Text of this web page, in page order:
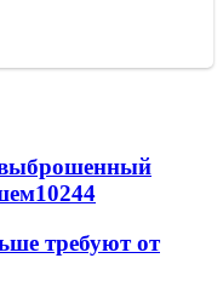
выброшенный
10244
требуют от